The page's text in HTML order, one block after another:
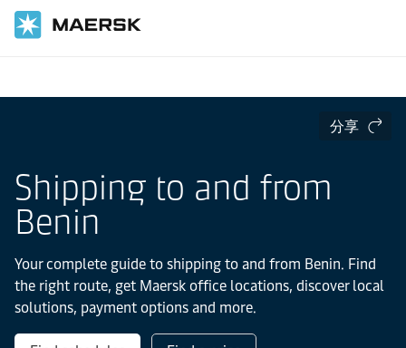
分享
Shipping to and from
Benin
Your complete guide to shipping to and from Benin. Find
the right route, get Maersk office locations, discover local
solutions, payment options and more.